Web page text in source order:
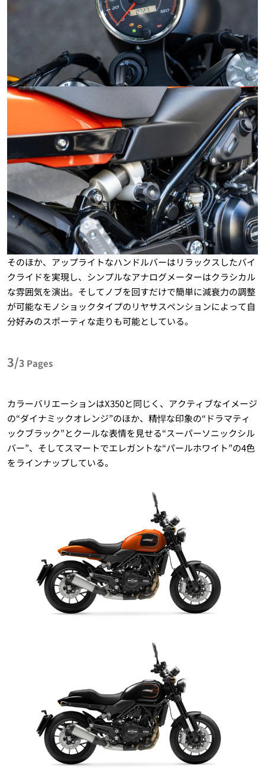
そのほか、アップライトなハンドルバーはリラックスしたバイ
クライドを実現し、シンプルなアナログメーターはクラシカル
な雰囲気を演出。そしてノブを回すだけで簡単に減衰力の調整
が可能なモノショックタイプのリヤサスペンションによって自
分好みのスポーティな走りも可能としている。
3/3 Pages
カラーバリエーションはX350と同じく、アクティブなイメージ
の“ダイナミックオレンジ”のほか、精悍な印象の“ドラマティ
ックブラック”とクールな表情を見せる“スーパーソニックシル
バー”、そしてスマートでエレガントな“パールホワイト”の4色
をラインナップしている。